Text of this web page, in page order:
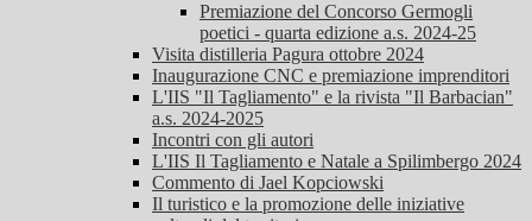
Premiazione del Concorso Germogli
poetici - quarta edizione a.s. 2024-25
Visita distilleria Pagura ottobre 2024
Inaugurazione CNC e premiazione imprenditori
L'IIS "Il Tagliamento" e la rivista "Il Barbacian"
a.s. 2024-2025
Incontri con gli autori
L'IIS Il Tagliamento e Natale a Spilimbergo 2024
Commento di Jael Kopciowski
Il turistico e la promozione delle iniziative